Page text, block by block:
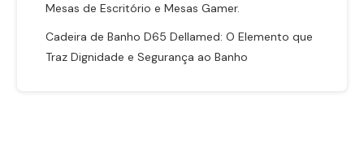
Mesas de Escritório e Mesas Gamer.
Cadeira de Banho D65 Dellamed: O Elemento que
Traz Dignidade e Segurança ao Banho